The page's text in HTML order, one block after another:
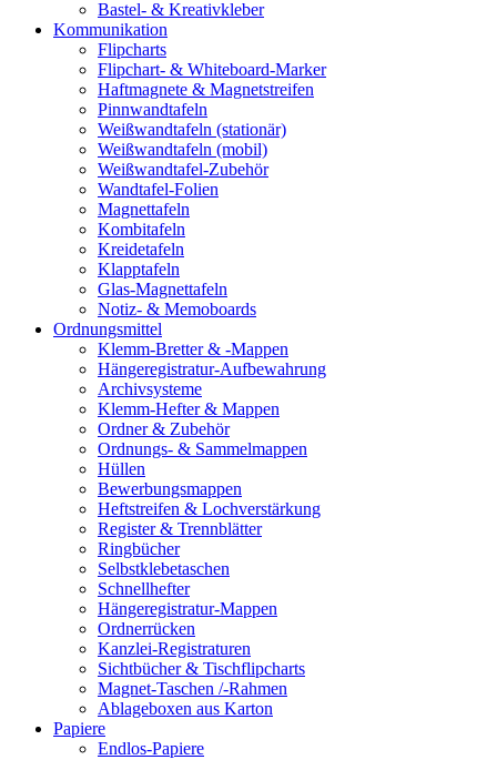
Bastel- & Kreativkleber
Kommunikation
Flipcharts
Flipchart- & Whiteboard-Marker
Haftmagnete & Magnetstreifen
Pinnwandtafeln
Weißwandtafeln (stationär)
Weißwandtafeln (mobil)
Weißwandtafel-Zubehör
Wandtafel-Folien
Magnettafeln
Kombitafeln
Kreidetafeln
Klapptafeln
Glas-Magnettafeln
Notiz- & Memoboards
Ordnungsmittel
Klemm-Bretter & -Mappen
Hängeregistratur-Aufbewahrung
Archivsysteme
Klemm-Hefter & Mappen
Ordner & Zubehör
Ordnungs- & Sammelmappen
Hüllen
Bewerbungsmappen
Heftstreifen & Lochverstärkung
Register & Trennblätter
Ringbücher
Selbstklebetaschen
Schnellhefter
Hängeregistratur-Mappen
Ordnerrücken
Kanzlei-Registraturen
Sichtbücher & Tischflipcharts
Magnet-Taschen /-Rahmen
Ablageboxen aus Karton
Papiere
Endlos-Papiere